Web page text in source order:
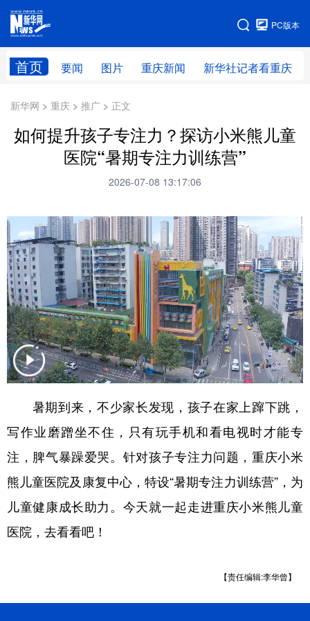
PC版本
首页 要闻 图片 重庆新闻 新华社记者看重庆
网站地图
新华网 > 重庆 > 推广 > 正文
如何提升孩子专注力？探访小米熊儿童
医院“暑期专注力训练营”
2026-07-08 13:17:06
暑期到来，不少家长发现，孩子在家上蹿下跳，
写作业磨蹭坐不住，只有玩手机和看电视时才能专
注，脾气暴躁爱哭。针对孩子专注力问题，重庆小米
熊儿童医院及康复中心，特设“暑期专注力训练营”，为
儿童健康成长助力。今天就一起走进重庆小米熊儿童
医院，去看看吧！
【责任编辑:李华曾】